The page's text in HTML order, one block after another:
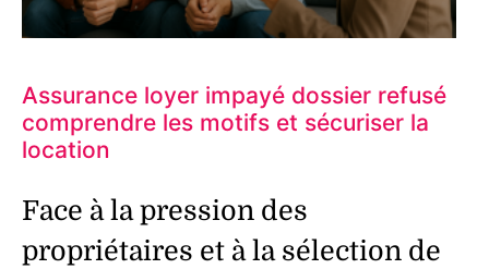
Assurance loyer impayé dossier refusé
comprendre les motifs et sécuriser la
location
Face à la pression des
propriétaires et à la sélection de